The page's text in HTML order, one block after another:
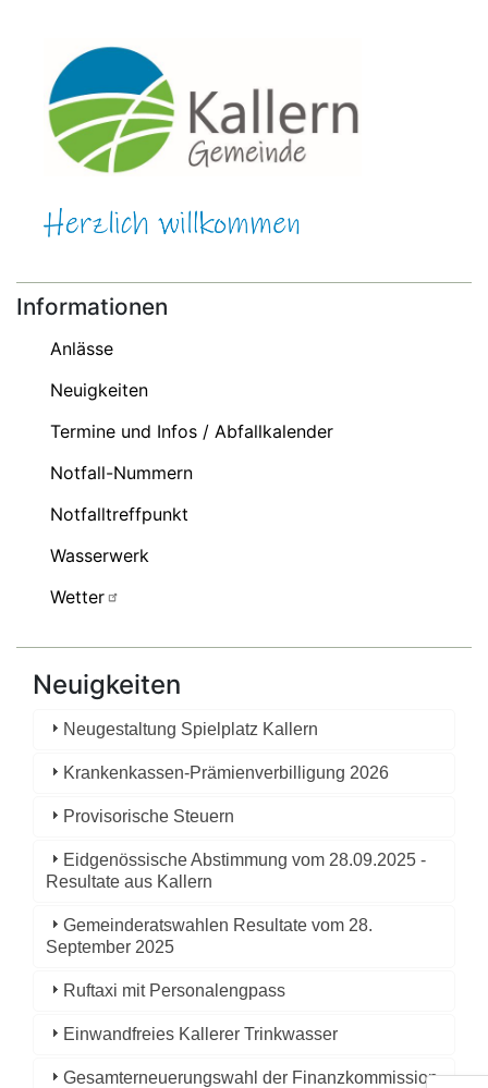
Informationen
Anlässe
Neuigkeiten
Termine und Infos / Abfallkalender
Notfall-Nummern
Notfalltreffpunkt
Wasserwerk
Wetter
Neuigkeiten
Neugestaltung Spielplatz Kallern
Krankenkassen-Prämienverbilligung 2026
Provisorische Steuern
Eidgenössische Abstimmung vom 28.09.2025 -
Resultate aus Kallern
Gemeinderatswahlen Resultate vom 28.
September 2025
Ruftaxi mit Personalengpass
Einwandfreies Kallerer Trinkwasser
Gesamterneuerungswahl der Finanzkommission,